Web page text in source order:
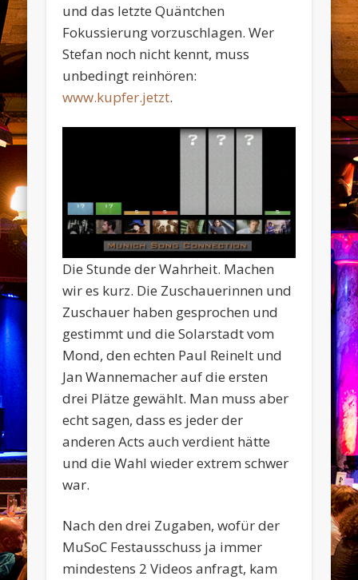
und das letzte Quäntchen
Fokussierung vorzuschlagen. Wer
Stefan noch nicht kennt, muss
unbedingt reinhören:
www.kupfer.jetzt.
Die Stunde der Wahrheit. Machen
wir es kurz. Die Zuschauerinnen und
Zuschauer haben gesprochen und
gestimmt und die Solarstadt vom
Mond, den echten Paul Reinelt und
Jan Wannemacher auf die ersten
drei Plätze gewählt. Man muss aber
echt sagen, dass es jeder der
anderen Acts auch verdient hätte
und die Wahl wieder extrem schwer
war.
Nach den drei Zugaben, wofür der
MuSoC Festausschuss ja immer
mindestens 2 Videos anfragt, kam